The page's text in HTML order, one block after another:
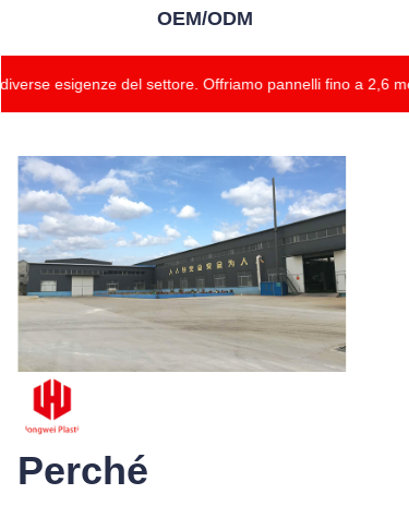
OEM/ODM
esigenze del settore. Offriamo pannelli fino a 2,6
standard qualitativi e
soddisfano le diverse
esigenze del settore.
Offriamo pannelli fino a
2,6 metri di larghezza,
con spessori
personalizzabili da 2
mm a 18 mm.
Perché